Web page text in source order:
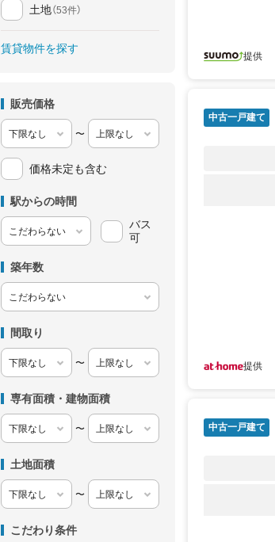
土地（53件）
賃貸物件を探す
販売価格
〜
価格未定も含む
駅からの時間
バス
可
築年数
間取り
〜
専有面積・建物面積
〜
土地面積
〜
こだわり条件
提供
中古一戸建て
提供
中古一戸建て